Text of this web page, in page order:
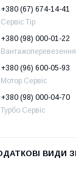
+380 (67) 674-14-41
Сервіс Тір
+380 (98) 000-01-22
Вантажоперевезення
+380 (96) 600-05-93
Мотор Сервіс
+380 (98) 000-04-70
Турбо Сервіс